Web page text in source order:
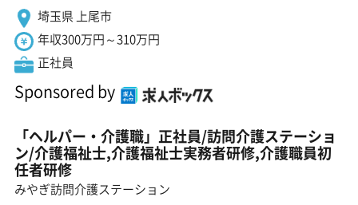
埼玉県 上尾市
年収300万円～310万円
正社員
Sponsored by
「ヘルパー・介護職」正社員/訪問介護ステーショ
ン/介護福祉士,介護福祉士実務者研修,介護職員初
任者研修
みやぎ訪問介護ステーション